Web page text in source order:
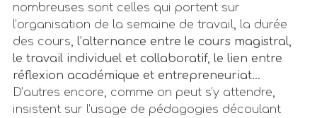
nombreuses sont celles qui portent sur
l’organisation de la semaine de travail, la durée
des cours, l’alternance entre le cours magistral,
le travail individuel et collaboratif, le lien entre
réflexion académique et entrepreneuriat…
D’autres encore, comme on peut s’y attendre,
insistent sur l’usage de pédagogies découlant